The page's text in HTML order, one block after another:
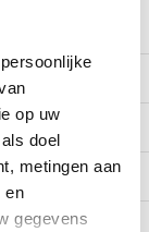
op uw
doel
metingen aan
en
gegevens